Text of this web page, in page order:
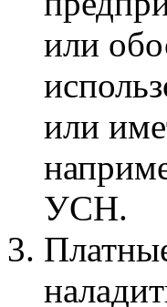
или
или
УСН.